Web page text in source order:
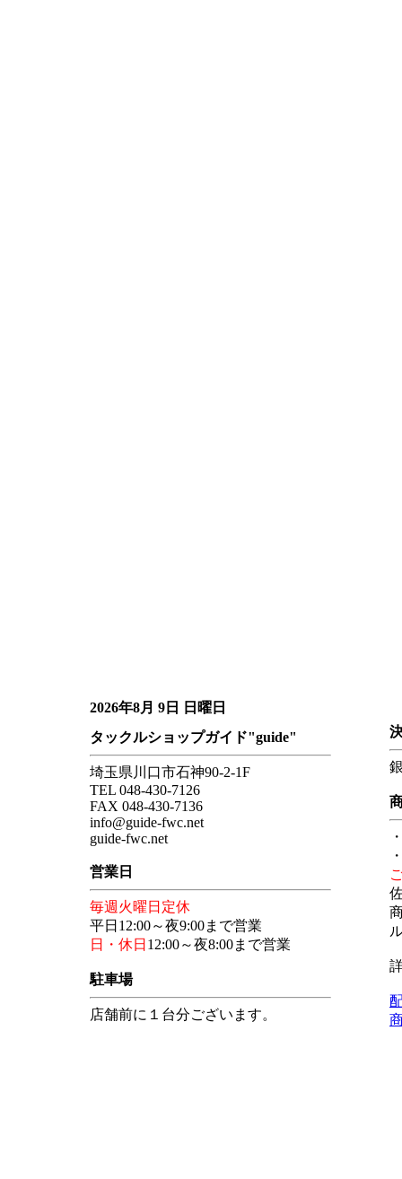
2026年8月 9日 日曜日
タックルショップガイド"guide"
埼玉県川口市石神90-2-1F
TEL 048-430-7126
FAX 048-430-7136
info@guide-fwc.net
guide-fwc.net
営業日
毎週火曜日定休
平日12:00～夜9:00まで営業
日・休日 12:00～夜8:00まで営業
駐車場
店舗前に１台分ございます。